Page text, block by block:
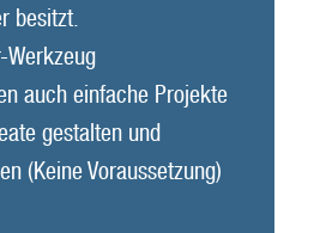
besitzt.
Werkzeug
auch einfache Projekte
gestalten und
(Keine Voraussetzung)